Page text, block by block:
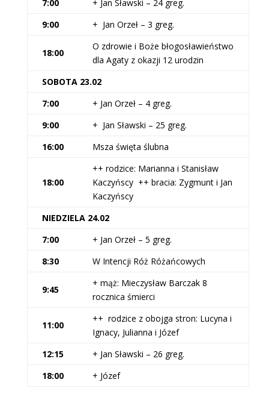
7:00
+ Jan Sławski – 24 greg.
9:00
+ Jan Orzeł – 3 greg.
18:00
O zdrowie i Boże błogosławieństwo
dla Agaty z okazji 12 urodzin
SOBOTA 23.02
7:00
+ Jan Orzeł – 4 greg.
9:00
+ Jan Sławski – 25 greg.
16:00
Msza święta ślubna
18:00
++ rodzice: Marianna i Stanisław
Kaczyńscy ++ bracia: Zygmunt i Jan
Kaczyńscy
NIEDZIELA 24.02
7:00
+ Jan Orzeł – 5 greg.
8:30
W Intencji Róż Różańcowych
9:45
+ mąż: Mieczysław Barczak 8
rocznica śmierci
11:00
++ rodzice z obojga stron: Lucyna i
Ignacy, Julianna i Józef
12:15
+ Jan Sławski – 26 greg.
18:00
+ Józef